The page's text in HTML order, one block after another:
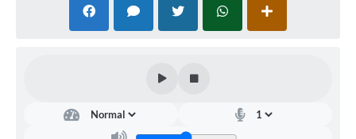
Turismo em São Chico
Combate ao Coronavírus